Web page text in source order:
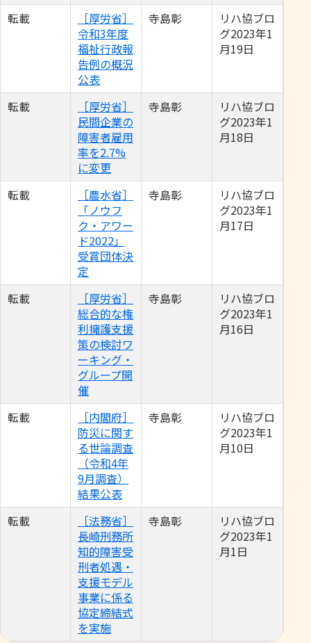
転載
［厚労省］
令和3年度
福祉行政報
告例の概況
公表
寺島彰
リハ協ブロ
グ2023年1
月19日
転載
［厚労省］
民間企業の
障害者雇用
率を2.7%
に変更
寺島彰
リハ協ブロ
グ2023年1
月18日
転載
［農水省］
「ノウフ
ク・アワー
ド2022」
受賞団体決
定
寺島彰
リハ協ブロ
グ2023年1
月17日
転載
［厚労省］
総合的な権
利擁護支援
策の検討ワ
ーキング・
グループ開
催
寺島彰
リハ協ブロ
グ2023年1
月16日
転載
［内閣府］
防災に関す
る世論調査
（令和4年
9月調査）
結果公表
寺島彰
リハ協ブロ
グ2023年1
月10日
転載
［法務省］
長崎刑務所
知的障害受
刑者処遇・
支援モデル
事業に係る
協定締結式
を実施
寺島彰
リハ協ブロ
グ2023年1
月1日